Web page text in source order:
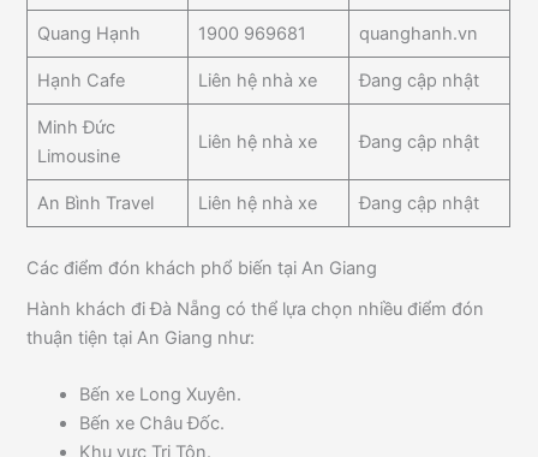
Quang Hạnh 1900 969681 quanghanh.vn
Hạnh Cafe Liên hệ nhà xe Đang cập nhật
Minh Đức
Limousine
Liên hệ nhà xe Đang cập nhật
An Bình Travel Liên hệ nhà xe Đang cập nhật
Các điểm đón khách phổ biến tại An Giang
Hành khách đi Đà Nẵng có thể lựa chọn nhiều điểm đón
thuận tiện tại An Giang như:
Bến xe Long Xuyên.
Bến xe Châu Đốc.
Khu vực Tri Tôn.